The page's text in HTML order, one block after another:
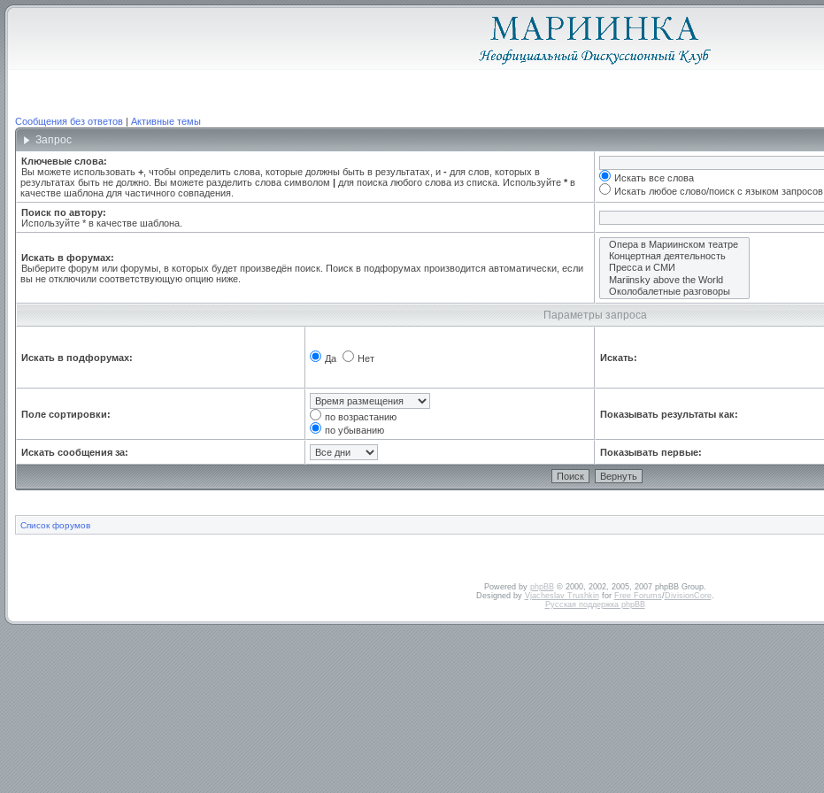
Сообщения без ответов | Активные темы
Запрос
Ключевые слова:
Вы можете использовать + , чтобы определить слова, которые должны быть в результатах, и - для слов, которых в
результатах быть не должно. Вы можете разделить слова символом | для поиска любого слова из списка. Используйте * в
качестве шаблона для частичного совпадения.
Искать все слова
Искать любое слово/поиск с языком запросов
Поиск по автору:
Используйте * в качестве шаблона.
Искать в форумах:
Выберите форум или форумы, в которых будет произведён поиск. Поиск в подфорумах производится автоматически, если
вы не отключили соответствующую опцию ниже.
Параметры запроса
Искать в подфорумах: Да Нет Искать:
Поле сортировки:
по возрастанию
по убыванию
Показывать результаты как:
Искать сообщения за: Показывать первые:
Список форумов
Powered by phpBB© 2000, 2002, 2005, 2007 phpBB Group.
Designed by Vjacheslav Trushkinfor Free Forums/DivisionCore.
Русская поддержка phpBB